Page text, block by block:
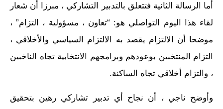
أما الرسالة الثانية فتتعلق بالتدبير التشاركي ، مبرزا أن شعار
لقاء هذا اليوم التواصلي هو: “تعاون ، مسؤولية ، التزام” ،
موضحا أن الالتزام يقصد به الالتزام السياسي والأخلاقي ،
التزام المنتخبين بوعودهم وبرامجهم الانتخابية تجاه الناخبين
، والتزام أخلاقي تجاه الساكنة.
وأوضح ناجي ، أن نجاح أي تدبير تشاركي رهين بتحقيق